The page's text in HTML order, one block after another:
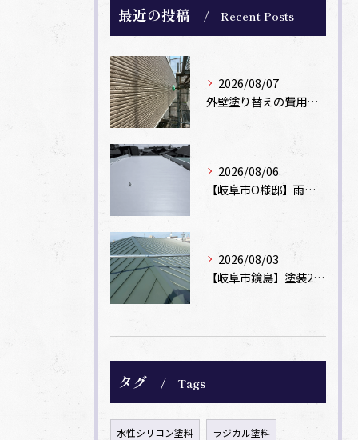
最近の投稿 Recent Posts
2026/08/07
外壁塗り替えの費用相場は？坪数別の価格目安と安く抑えるコツ【一級塗装士解説】
2026/08/06
【岐阜市O様邸】雨漏りを解消！塩ビシート機械固定工法による屋根防水工事
2026/08/03
【岐阜市鏡島】塗装2回のカラーベスト屋根をカバー工法でガルバリウム鋼板に改修！
タグ Tags
水性シリコン塗料 ラジカル塗料